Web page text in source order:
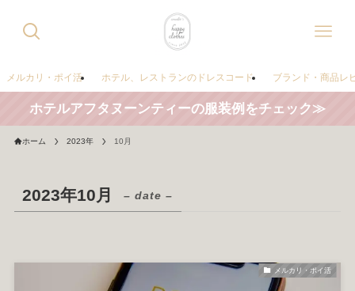
メルカリ・ポイ活 ホテル、レストランのドレスコード ブランド・商品レ
ホテルアフタヌーンティーの服装例をチェック≫
ホーム 2023年 10月
2023年10月 – date –
メルカリ・ポイ活